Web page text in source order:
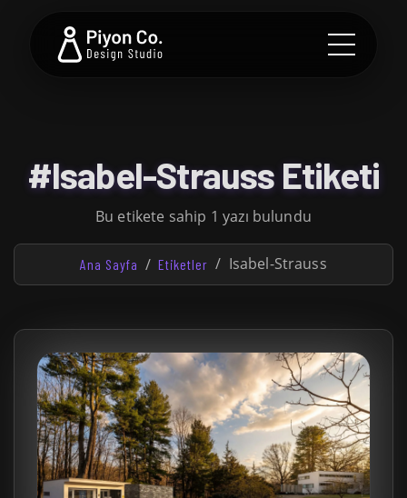
#Isabel-Strauss Etiketi
Bu etikete sahip 1 yazı bulundu
Ana Sayfa Etiketler Isabel-Strauss